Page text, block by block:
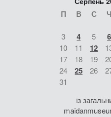
П В С Ч
3 4 5 6
10
11 12
17
18 19
24
25 26
31
із